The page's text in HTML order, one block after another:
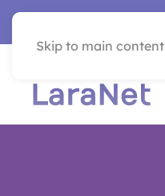
Skip to main content